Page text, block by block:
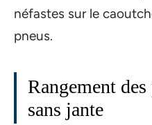
néfastes sur le
pneus.
Rangement
sans jante